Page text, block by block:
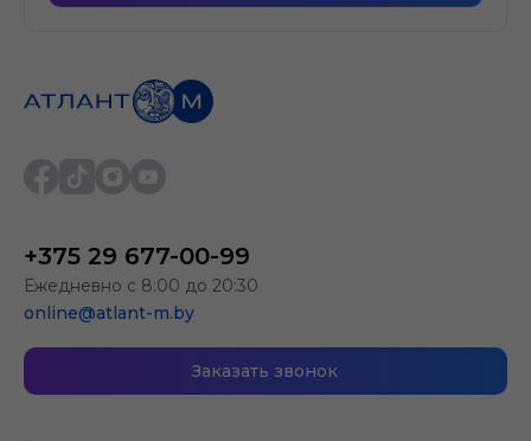
+375 29 677-00-99
Ежедневно с 8:00 до 20:30
online@atlant-m.by
Заказать звонок